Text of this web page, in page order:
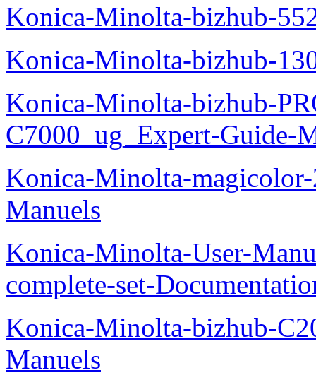
Konica-Minolta-bizhub-
Konica-Minolta-bizhub-
Konica-Minolta-bizhub-
C7000_ug_Expert-Guide-
Konica-Minolta-
Manuels
Konica-Minolta-User-
complete-set-
Konica-Minolta-bizhub-
Manuels